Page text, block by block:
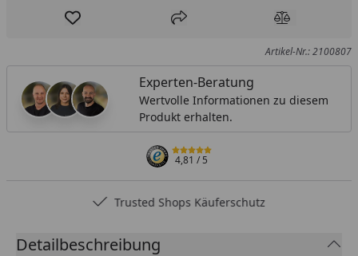
Produkt zur Wunschliste hinzufügen
Teilen Produkt
Artikel-Nr.: 2100807
Experten-Beratung
Wertvolle Informationen zu diesem
Produkt erhalten.
4,81/ 5
Trusted Shops Käuferschutz
Detailbeschreibung